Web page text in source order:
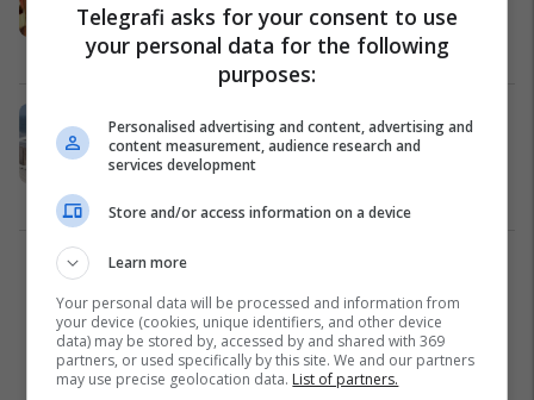
gjetur telefonin që ia kishin vjedhur
Afrika 12/02/2026
Aeroplani me 50 pasagjerë rrëzohet
menjëherë pas ngritjes nga
aeroporti i Mogadishut
Telegrafi asks for your consent to use
your personal data for the following
purposes:
Personalised advertising and content, advertising and
content measurement, audience research and
services development
Store and/or access information on a device
Learn more
Your personal data will be processed and information from
your device (cookies, unique identifiers, and other device
data) may be stored by, accessed by and shared with 369
partners, or used specifically by this site. We and our partners
may use precise geolocation data. List of partners.